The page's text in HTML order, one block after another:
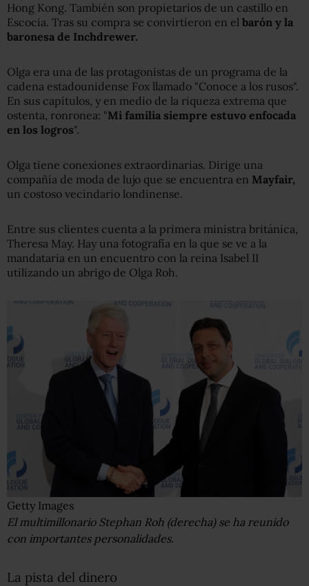
Hong Kong. También son propietarios de un castillo en
Escocia. Tras su compra se convirtieron en el barón y la
baronesa de Inchdrewer.
Olga era una de las protagonistas de un programa de la
cadena estadounidense Fox llamado "Conoce a los rusos".
En sus capítulos, y en medio de la riqueza extrema que
ostenta, ronronea: "Mi familia siempre estuvo enfocada
en los logros".
Olga tiene conexiones extraordinarias. Dirige una
compañía de moda de lujo que se encuentra en Mayfair,
un costoso vecindario londinense.
Entre sus clientes cuenta a la primera ministra británica,
Theresa May. Hay una fotografía en la que se ve a la
mandataria en un encuentro con la reina Isabel II
utilizando un abrigo de Olga Roh.
Getty Images
El multimillonario Stephan Roh (derecha) se ha reunido
con importantes personalidades.
La pista del dinero